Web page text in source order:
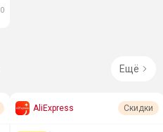
0
Ещё
AliExpress Скидки